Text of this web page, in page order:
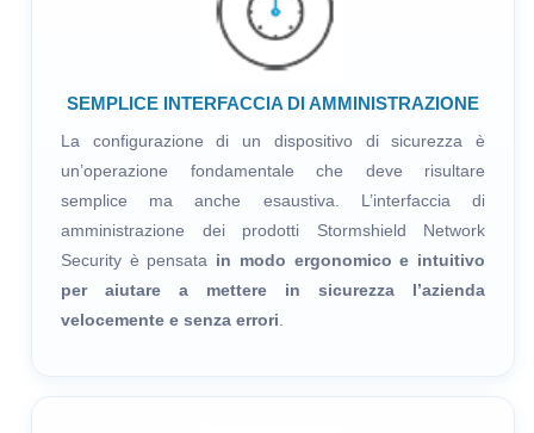
SEMPLICE INTERFACCIA DI AMMINISTRAZIONE
La configurazione di un dispositivo di sicurezza è
un’operazione fondamentale che deve risultare
semplice ma anche esaustiva. L’interfaccia di
amministrazione dei prodotti Stormshield Network
Security è pensata in modo ergonomico e intuitivo
per aiutare a mettere in sicurezza l’azienda
velocemente e senza errori